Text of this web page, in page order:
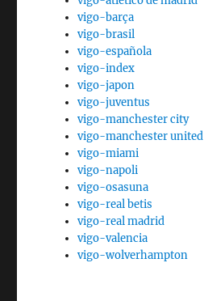
vigo-barça
vigo-brasil
vigo-española
vigo-index
vigo-japon
vigo-juventus
vigo-manchester city
vigo-manchester united
vigo-miami
vigo-napoli
vigo-osasuna
vigo-real betis
vigo-real madrid
vigo-valencia
vigo-wolverhampton